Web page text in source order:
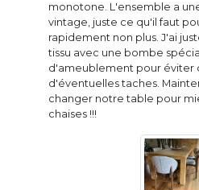
monotone. L'ensemble a
vintage, juste ce qu'il faut
rapidement non plus. J'ai
tissu avec une bombe
d'ameublement pour éviter
d'éventuelles taches.
changer notre table pour
chaises !!!